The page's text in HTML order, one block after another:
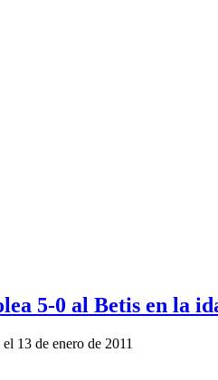
5-0 al Betis en la
el 13 de enero de 2011